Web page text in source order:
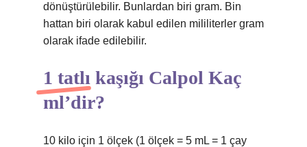
dönüştürülebilir. Bunlardan biri gram. Bin
hattan biri olarak kabul edilen mililiterler gram
olarak ifade edilebilir.
1 tatlı kaşığı Calpol Kaç
ml’dir?
10 kilo için 1 ölçek (1 ölçek = 5 mL = 1 çay